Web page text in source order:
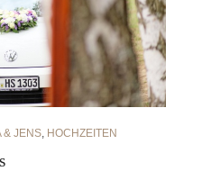
& JENS HOCHZEITEN